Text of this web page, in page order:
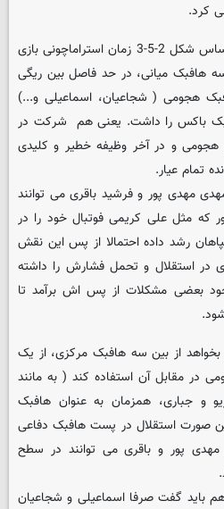
کرد.
یک) اگر قرار باشد استقلال بر اساس شکل 2-5-3 زمان استراماچونی بازی
هافبک میانی، در حد فاصل بین ریگی
هجومی ( شجاعیان، اسماعیلی و...)
باکس را داشت. یعنی هم شرکت در
و در آخر وظیفه خطیر و کلیدی
تمام عیار.
این شکل از سیستم 2-5-3 مهدی مهدی پور و فرشید باقری می توانند
که مثل علی کریمی فوتبال خود را در
رشد داده احتمالا از پس این نقش
در استقلال و تحمل فشارش را داشته
بعضی مشکلات از پس اش برآمد تا
از بین سه هافبک مرکزی، از یک
در مقابل آن استفاده کند ( به مانند
و جباری، همزمان به عنوان هافبک
صورت استقلال در پست هافبک دفاعی
پور و باقری می توانند در سطح
گفت صرفا اسماعیلی و شجاعیان